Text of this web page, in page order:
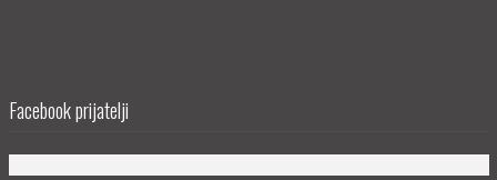
Facebook prijatelji